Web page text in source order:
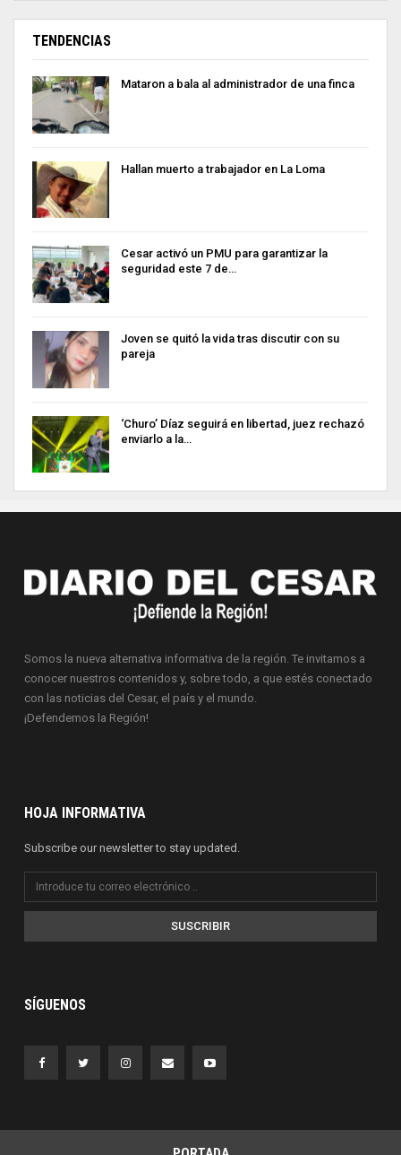
TENDENCIAS
Mataron a bala al administrador de una finca
Hallan muerto a trabajador en La Loma
Cesar activó un PMU para garantizar la
seguridad este 7 de…
Joven se quitó la vida tras discutir con su
pareja
‘Churo’ Díaz seguirá en libertad, juez rechazó
enviarlo a la…
Somos la nueva alternativa informativa de la región. Te invitamos a
conocer nuestros contenidos y, sobre todo, a que estés conectado
con las noticias del Cesar, el país y el mundo.
¡Defendemos la Región!
HOJA INFORMATIVA
Subscribe our newsletter to stay updated.
SUSCRIBIR
SÍGUENOS